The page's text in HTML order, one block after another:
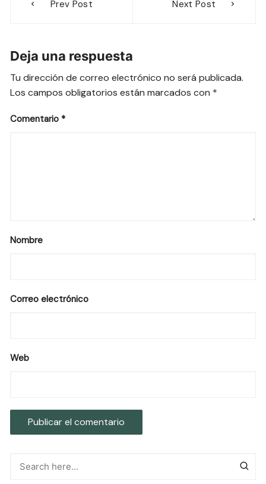
Prev Post Next Post
Deja una respuesta
Tu dirección de correo electrónico no será publicada.
Los campos obligatorios están marcados con *
Comentario *
Nombre
Correo electrónico
Web